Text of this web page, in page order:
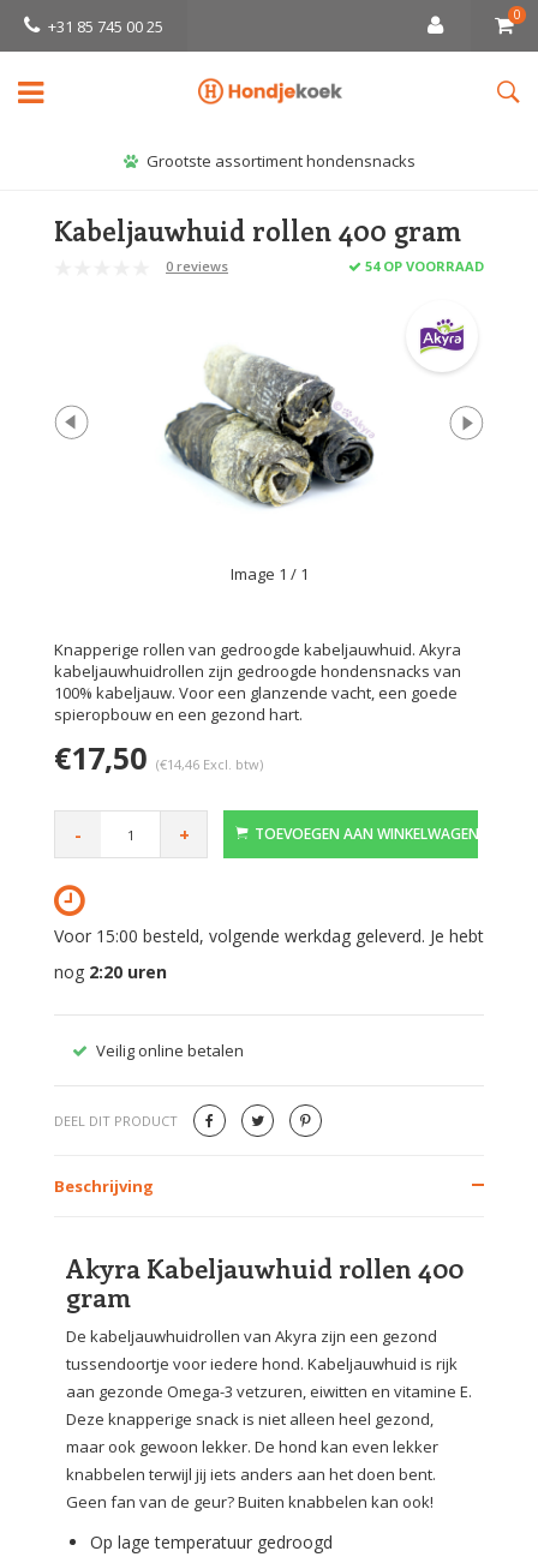
+31 85 745 00 25
0
Grootste assortiment hondensnacks
Kabeljauwhuid rollen 400 gram
0 reviews 54 OP VOORRAAD
Image 1 / 1
Knapperige rollen van gedroogde kabeljauwhuid. Akyra
kabeljauwhuidrollen zijn gedroogde hondensnacks van
100% kabeljauw. Voor een glanzende vacht, een goede
spieropbouw en een gezond hart.
€17,50 (€14,46 Excl. btw)
- + TOEVOEGEN AAN WINKELWAGEN
Voor 15:00 besteld, volgende werkdag geleverd. Je hebt
nog 2:20 uren
Veilig online betalen
DEEL DIT PRODUCT
Beschrijving
Akyra Kabeljauwhuid rollen 400
gram
De kabeljauwhuidrollen van Akyra zijn een gezond
tussendoortje voor iedere hond. Kabeljauwhuid is rijk
aan gezonde Omega-3 vetzuren, eiwitten en vitamine E.
Deze knapperige snack is niet alleen heel gezond,
maar ook gewoon lekker. De hond kan even lekker
knabbelen terwijl jij iets anders aan het doen bent.
Geen fan van de geur? Buiten knabbelen kan ook!
Op lage temperatuur gedroogd